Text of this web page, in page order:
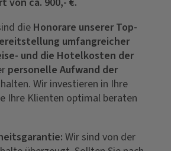
die Honorare unserer Top-
umfangreicher
und die Hotelkosten der
personelle Aufwand der
Wir investieren in Ihre
Ihre Klienten optimal beraten
Wir sind von der